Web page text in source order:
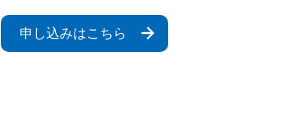
申し込みはこちら